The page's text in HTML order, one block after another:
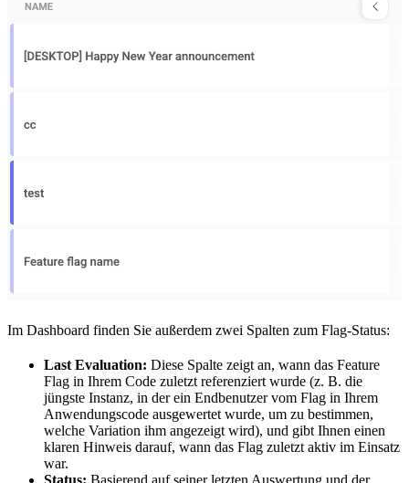
Im Dashboard finden Sie außerdem zwei Spalten zum Flag-Status:
Last Evaluation: Diese Spalte zeigt an, wann das Feature
Flag in Ihrem Code zuletzt referenziert wurde (z. B. die
jüngste Instanz, in der ein Endbenutzer vom Flag in Ihrem
Anwendungscode ausgewertet wurde, um zu bestimmen,
welche Variation ihm angezeigt wird), und gibt Ihnen einen
klaren Hinweis darauf, wann das Flag zuletzt aktiv im Einsatz
war.